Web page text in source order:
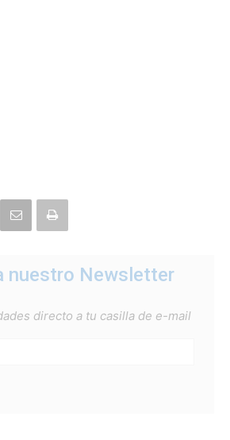
nuestro Newsletter
directo a tu casilla de e-mail